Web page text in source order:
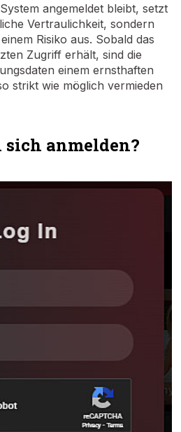
angemeldet bleibt, setzt
Vertraulichkeit, sondern
Risiko aus. Sobald das
Zugriff erhält, sind die
einem ernsthaften
strikt wie möglich vermieden
anmelden?